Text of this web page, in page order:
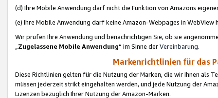
(d) Ihre Mobile Anwendung darf nicht die Funktion von Amazons
(e) Ihre Mobile Anwendung darf keine Amazon-Webpages in WebView
Wir prüfen Ihre Anwendung und benachrichtigen Sie, ob sie
„Zugelassene Mobile Anwendung“ im Sinne derVereinbarung.
Markenrichtlinien für das
Diese Richtlinien gelten für die Nutzung der Marken, die wir Ihnen als
müssen jederzeit strikt eingehalten werden, und jede Nutzung der
Lizenzen bezüglich Ihrer Nutzung der Amazon-Marken.